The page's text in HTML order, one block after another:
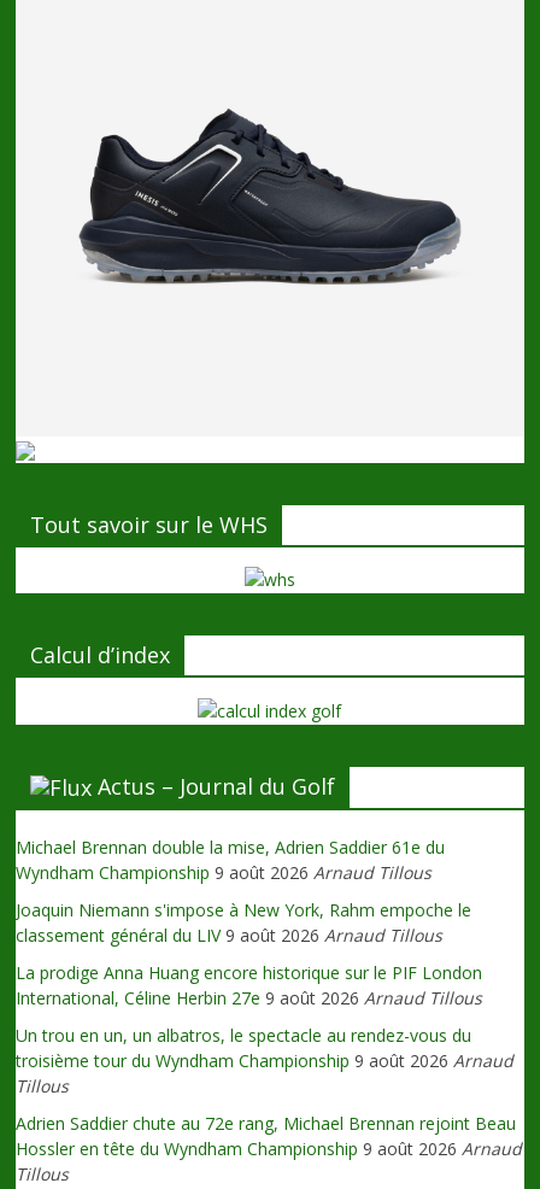
Tout savoir sur le WHS
Calcul d’index
Actus – Journal du Golf
Michael Brennan double la mise, Adrien Saddier 61e du
Wyndham Championship 9 août 2026 Arnaud Tillous
Joaquin Niemann s'impose à New York, Rahm empoche le
classement général du LIV 9 août 2026 Arnaud Tillous
La prodige Anna Huang encore historique sur le PIF London
International, Céline Herbin 27e 9 août 2026 Arnaud Tillous
Un trou en un, un albatros, le spectacle au rendez-vous du
troisième tour du Wyndham Championship 9 août 2026 Arnaud
Tillous
Adrien Saddier chute au 72e rang, Michael Brennan rejoint Beau
Hossler en tête du Wyndham Championship 9 août 2026 Arnaud
Tillous